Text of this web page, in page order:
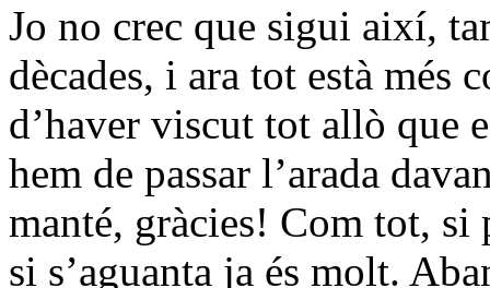
Jo no crec que sigui així,
dècades, i ara tot està més
d’haver viscut tot allò que
hem de passar l’arada
manté, gràcies! Com tot,
si s’aguanta ja és molt.